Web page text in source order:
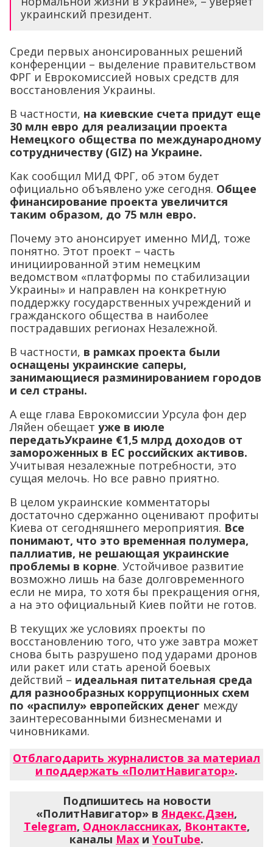
украинский президент.
Среди первых анонсированных решений
конференции – выделение правительством
ФРГ и Еврокомиссией новых средств для
восстановления Украины.
В частности, на киевские счета придут еще
30 млн евро для реализации проекта
Немецкого общества по международному
сотрудничеству (GIZ) на Украине.
Как сообщил МИД ФРГ, об этом будет
официально объявлено уже сегодня. Общее
финансирование проекта увеличится
таким образом, до 75 млн евро.
Почему это анонсирует именно МИД, тоже
понятно. Этот проект – часть
инициированной этим немецким
ведомством «платформы по стабилизации
Украины» и направлен на конкретную
поддержку государственных учреждений и
гражданского общества в наиболее
пострадавших регионах Незалежной.
В частности, в рамках проекта были
оснащены украинские саперы,
занимающиеся разминированием городов
и сел страны.
А еще глава Еврокомиссии Урсула фон дер
Ляйен обещает уже в июле
передатьУкраине €1,5 млрд доходов от
замороженных в ЕС российских активов.
Учитывая незалежные потребности, это
сущая мелочь. Но все равно приятно.
В целом украинские комментаторы
достаточно сдержанно оценивают профиты
Киева от сегодняшнего мероприятия. Все
понимают, что это временная полумера,
паллиатив, не решающая украинские
проблемы в корне. Устойчивое развитие
возможно лишь на базе долговременного
если не мира, то хотя бы прекращения огня,
а на это официальный Киев пойти не готов.
В текущих же условиях проекты по
восстановлению того, что уже завтра может
снова быть разрушено под ударами дронов
или ракет или стать ареной боевых
действий – идеальная питательная среда
для разнообразных коррупционных схем
по «распилу» европейских денег между
заинтересованными бизнесменами и
чиновниками.
Отблагодарить журналистов за материал
и поддержать «ПолитНавигатор».
Подпишитесь на новости
«ПолитНавигатор» вЯндекс.Дзен,
Telegram, Одноклассниках, Вконтакте,
каналы Max и YouTube.